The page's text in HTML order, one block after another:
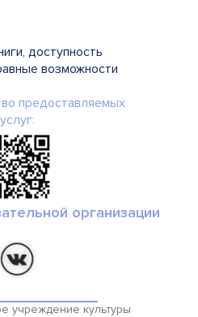
доступность
возможности
предоставляемых
услуг:
организации
учреждение культуры